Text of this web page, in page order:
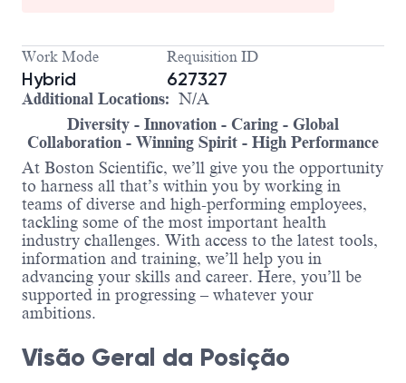
Work Mode
Hybrid
Requisition ID
627327
Additional Locations: N/A
Diversity - Innovation - Caring - Global
Collaboration - Winning Spirit - High Performance
At Boston Scientific, we’ll give you the opportunity
to harness all that’s within you by working in
teams of diverse and high-performing employees,
tackling some of the most important health
industry challenges. With access to the latest tools,
information and training, we’ll help you in
advancing your skills and career. Here, you’ll be
supported in progressing – whatever your
ambitions.
Visão Geral da Posição